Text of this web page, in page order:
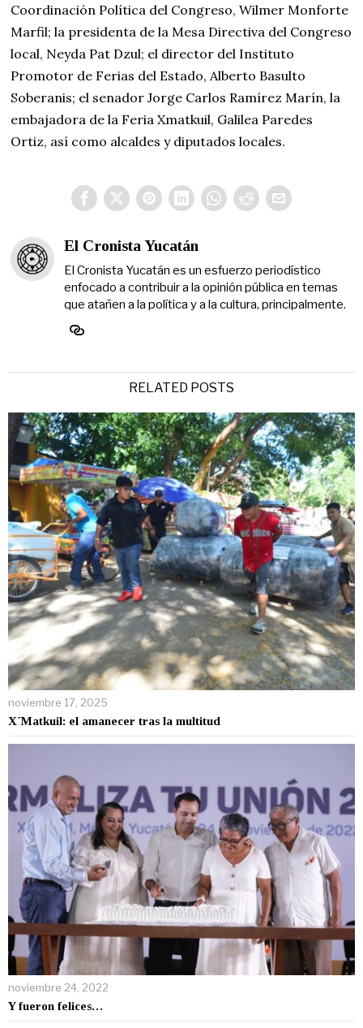
Coordinación Política del Congreso, Wilmer Monforte
Marfil; la presidenta de la Mesa Directiva del Congreso
local, Neyda Pat Dzul; el director del Instituto
Promotor de Ferias del Estado, Alberto Basulto
Soberanis; el senador Jorge Carlos Ramírez Marín, la
embajadora de la Feria Xmatkuil, Galilea Paredes
Ortiz, así como alcaldes y diputados locales.
El Cronista Yucatán
El Cronista Yucatán es un esfuerzo periodístico
enfocado a contribuir a la opinión pública en temas
que atañen a la política y a la cultura, principalmente.
RELATED POSTS
noviembre 17, 2025
X´Matkuil: el amanecer tras la multitud
noviembre 24, 2022
Y fueron felices…